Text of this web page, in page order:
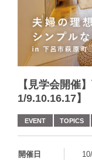
【見学会開催
1/9.10.16.17】
EVENT TOPICS
開催日